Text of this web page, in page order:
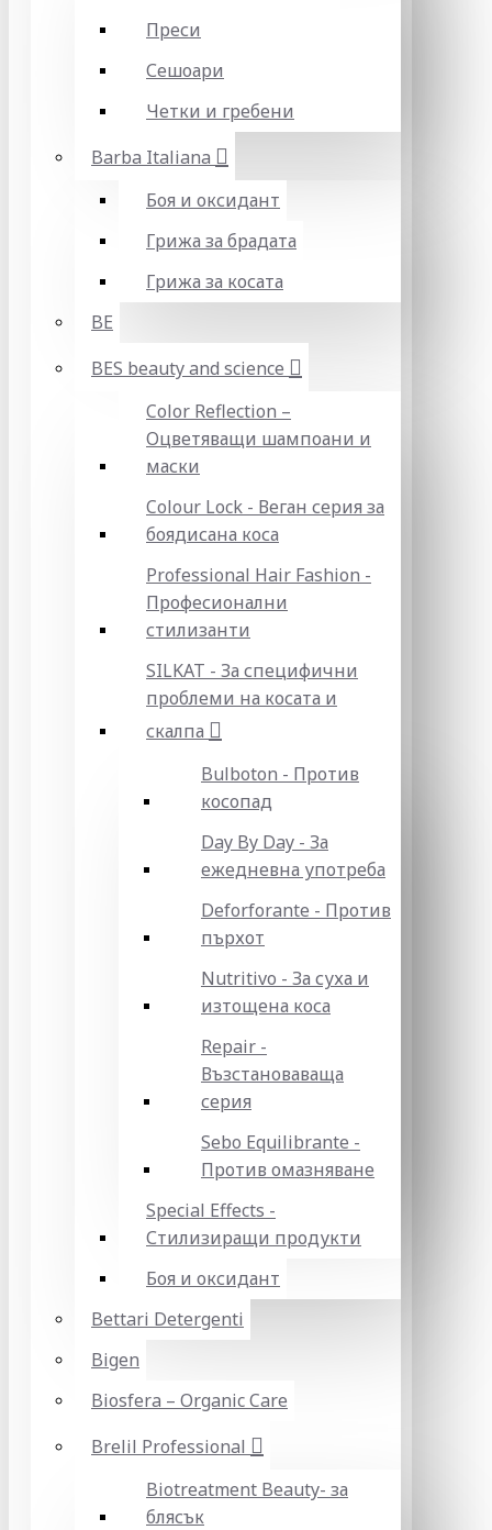
Преси
Сешоари
Четки и гребени
Barba Italiana
Боя и оксидант
Грижа за брадата
Грижа за косата
BE
BES beauty and science
Color Reflection –
Оцветяващи шампоани и
маски
Colour Lock - Веган серия за
боядисана коса
Professional Hair Fashion -
Професионални
стилизанти
SILKAT - За специфични
проблеми на косата и
скалпа
Bulboton - Против
косопад
Day By Day - За
ежедневна употреба
Deforforante - Против
пърхот
Nutritivo - За суха и
изтощена коса
Repair -
Възстановаваща
серия
Sebo Equilibrante -
Против омазняване
Special Effects -
Стилизиращи продукти
Боя и оксидант
Bettari Detergenti
Bigen
Biosfera – Organic Care
Brelil Professional
Biotreatment Beauty- за
блясък